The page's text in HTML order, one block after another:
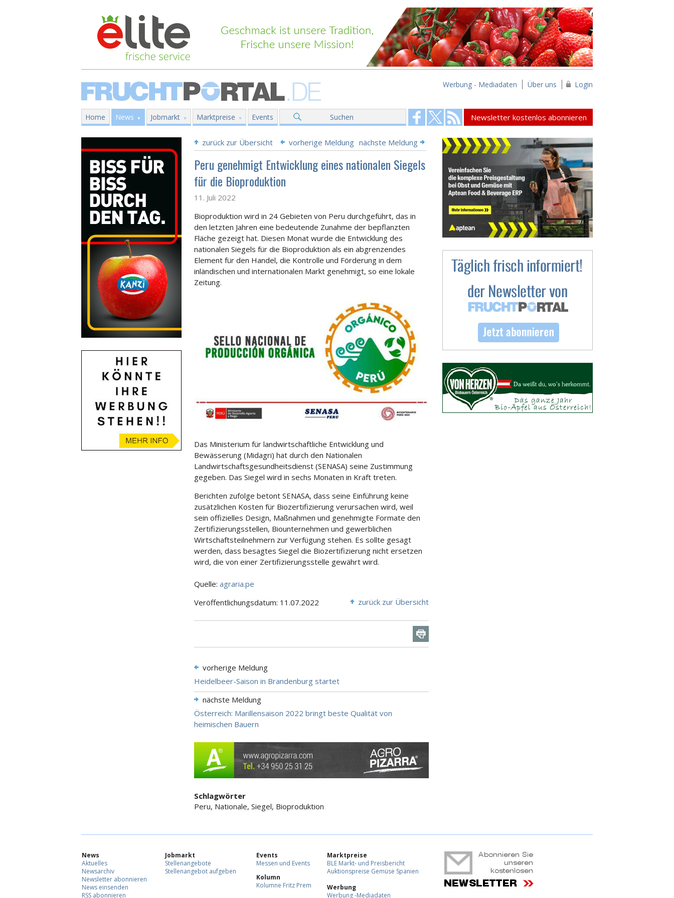
Werbung - Mediadaten Über uns Login
Home News Jobmarkt Marktpreise Events Suchen Newsletter kostenlos abonnieren
zurück zur Übersicht vorherige Meldung nächste Meldung
Peru genehmigt Entwicklung eines nationalen Siegels
für die Bioproduktion
11. Juli 2022
Bioproduktion wird in 24 Gebieten von Peru durchgeführt, das in
den letzten Jahren eine bedeutende Zunahme der bepflanzten
Fläche gezeigt hat. Diesen Monat wurde die Entwicklung des
nationalen Siegels für die Bioproduktion als ein abgrenzendes
Element für den Handel, die Kontrolle und Förderung in dem
inländischen und internationalen Markt genehmigt, so eine lokale
Zeitung.
Das Ministerium für landwirtschaftliche Entwicklung und
Bewässerung (Midagri) hat durch den Nationalen
Landwirtschaftsgesundheitsdienst (SENASA) seine Zustimmung
gegeben. Das Siegel wird in sechs Monaten in Kraft treten.
Berichten zufolge betont SENASA, dass seine Einführung keine
zusätzlichen Kosten für Biozertifizierung verursachen wird, weil
sein offizielles Design, Maßnahmen und genehmigte Formate den
Zertifizierungsstellen, Biounternehmen und gewerblichen
Wirtschaftsteilnehmern zur Verfügung stehen. Es sollte gesagt
werden, dass besagtes Siegel die Biozertifizierung nicht ersetzen
wird, die von einer Zertifizierungsstelle gewährt wird.
Quelle: agraria.pe
Veröffentlichungsdatum: 11.07.2022
zurück zur Übersicht
vorherige Meldung
Heidelbeer-Saison in Brandenburg startet
nächste Meldung
Österreich: Marillensaison 2022 bringt beste Qualität von
heimischen Bauern
Schlagwörter
Peru, Nationale, Siegel, Bioproduktion
News
Aktuelles
Newsarchiv
Newsletter abonnieren
News einsenden
RSS abonnieren
Jobmarkt
Stellenangebote
Stellenangebot aufgeben
Events
Messen und Events
Kolumn
Kolumne Fritz Prem
Marktpreise
BLE Markt- und Preisbericht
Auktionspreise Gemüse Spanien
Werbung
Werbung -Mediadaten